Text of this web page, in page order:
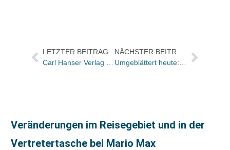
LETZTER BEITRAG
Veränderungen im Reisegebiet und in der
Vertretertasche bei Mario Max